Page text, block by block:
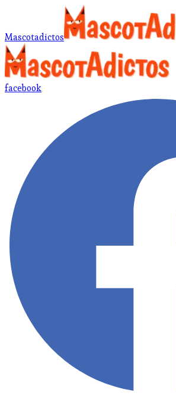
Mascotadictos
facebook